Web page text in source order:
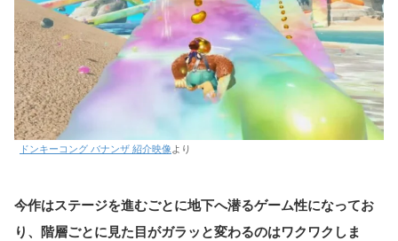
ドンキーコング バナンザ 紹介映像 より
今作はステージを進むごとに地下へ潜るゲーム性になってお
り、階層ごとに見た目がガラッと変わるのはワクワクしま